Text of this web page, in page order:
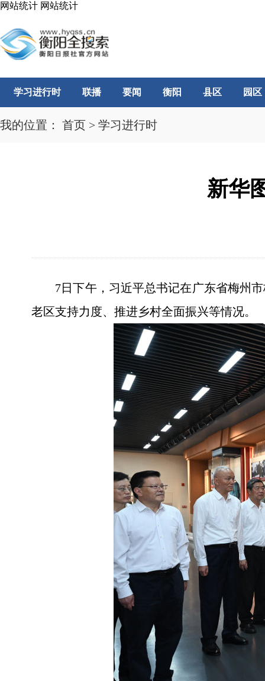
网站统计 网站统计
学习进行时 联播 要闻 衡阳 县区 园区
我的位置： 首页 > 学习进行时
新华
7日下午，习近平总书记在广东省梅州
老区支持力度、推进乡村全面振兴等情况。